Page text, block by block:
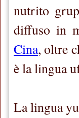
nutrito
diffuso in
Cina, oltre
è la lingua
La lingua